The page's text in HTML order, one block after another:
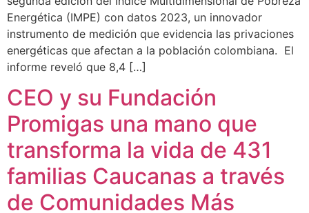
Energética (IMPE) con datos 2023, un innovador
instrumento de medición que evidencia las privaciones
energéticas que afectan a la población colombiana. El
informe reveló que 8,4 […]
CEO y su Fundación
Promigas una mano que
transforma la vida de 431
familias Caucanas a través
de Comunidades Más